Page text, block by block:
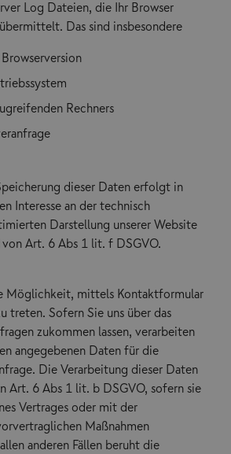
Log Dateien, die Ihr Browser
Das sind insbesondere
Rechners
dieser Daten erfolgt in
Interesse an der technisch
Darstellung unserer Website
Art. 6 Abs 1 lit. f DSGVO.
Möglichkeit, mittels Kontaktformular
treten. Sofern Sie uns über das
zukommen lassen, verarbeiten
angegebenen Daten für die
Die Verarbeitung dieser Daten
Art. 6 Abs 1 lit. b DSGVO, sofern sie
Vertrages oder mit der
Maßnahmen
anderen Fällen beruht die